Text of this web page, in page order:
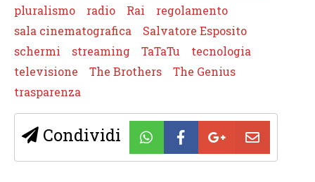
pluralismo
radio Rai
regolamento
sala cinematografica
Salvatore Esposito
schermi
streaming TaTaTu
tecnologia
televisione
The Brothers
The Genius
trasparenza
Condividi